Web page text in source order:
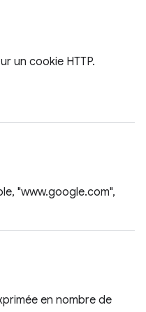
un cookie HTTP.
"www.google.com",
en nombre de